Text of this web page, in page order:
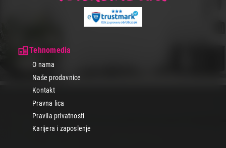
Tehnomedia
O nama
Naše prodavnice
Kontakt
Pravna lica
Pravila privatnosti
Karijera i zaposlenje